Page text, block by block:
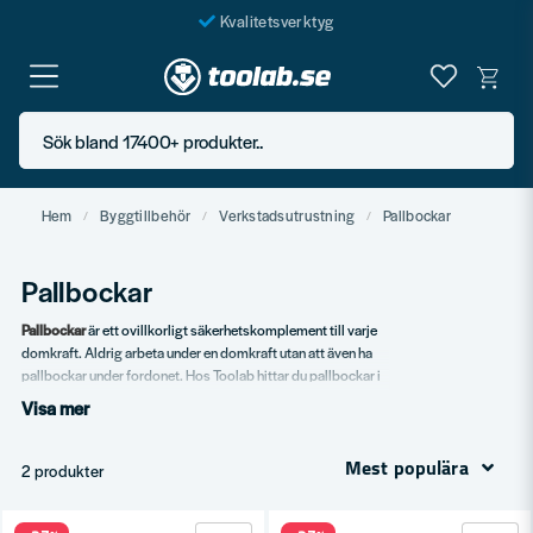
Kvalitetsverktyg
Fraktfritt över 999 SEK*
En järnhandel för alla
Butik i Göteborg
Sök bland 17400+ produkter..
Hem Byggtillbehör Verkstadsutrustning Pallbockar
Pallbockar
Pallbockarär ett ovillkorligt säkerhetskomplement till varje
domkraft. Aldrig arbeta under en domkraft utan att även ha
pallbockar under fordonet. Hos Toolab hittar du pallbockar i
flera kapaciteter och höjder.
Pallbockar i 2–10 ton.
Visa mer
2 produkter Mest populära